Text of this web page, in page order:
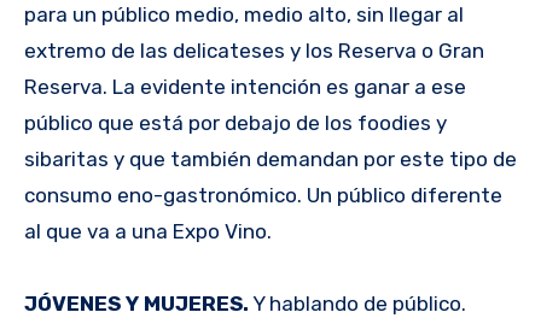
para un público medio, medio alto, sin llegar al
extremo de las delicateses y los Reserva o Gran
Reserva. La evidente intención es ganar a ese
público que está por debajo de los foodies y
sibaritas y que también demandan por este tipo de
consumo eno-gastronómico. Un público diferente
al que va a una Expo Vino.
JÓVENES Y MUJERES. Y hablando de público.